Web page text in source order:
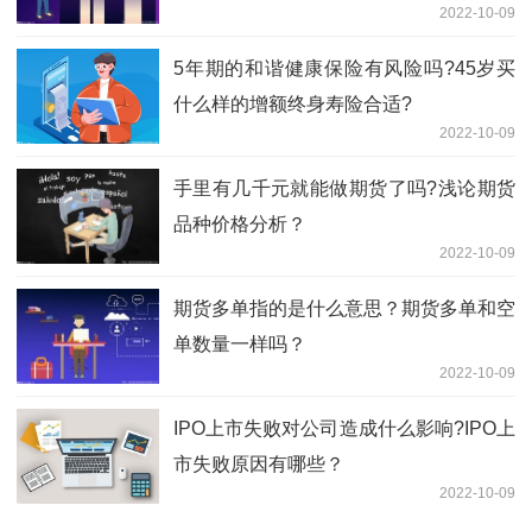
2022-10-09
5年期的和谐健康保险有风险吗?45岁买
什么样的增额终身寿险合适?
2022-10-09
手里有几千元就能做期货了吗?浅论期货
品种价格分析？
2022-10-09
期货多单指的是什么意思？期货多单和空
单数量一样吗？
2022-10-09
IPO上市失败对公司造成什么影响?IPO上
市失败原因有哪些？
2022-10-09